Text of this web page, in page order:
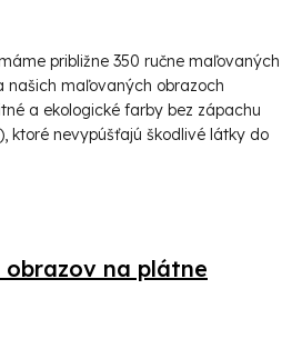
približne 350 ručne maľovaných
našich maľovaných obrazoch
a ekologické farby bez zápachu
ktoré nevypúšťajú škodlivé látky do
na plátne